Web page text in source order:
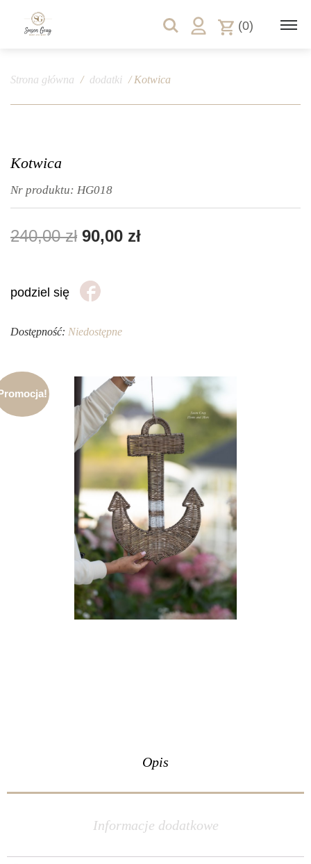
(0)
Strona główna / dodatki / Kotwica
Kotwica
Nr produktu: HG018
240,00zł 90,00 zł
podziel się
Dostępność: Niedostępne
Opis
Informacje dodatkowe